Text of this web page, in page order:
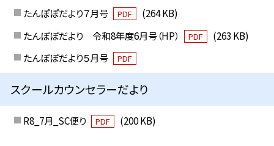
たんぽぽだより７月号 PDF
(264 KB)
たんぽぽだより 令和8年度6月号（HP）
PDF
(263 KB)
たんぽぽだより５月号
PDF
スクールカウンセラーだより
R8_7月_SC便り PDF (200 KB)